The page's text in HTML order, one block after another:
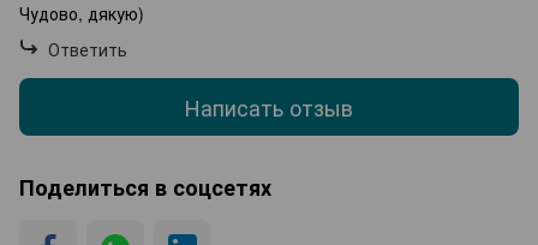
Чудово, дякую)
Ответить
Написать отзыв
Поделиться в соцсетях